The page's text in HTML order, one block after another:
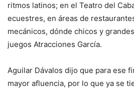
ritmos latinos; en el Teatro del
ecuestres, en áreas de
mecánicos, dónde chicos y
juegos Atracciones García.
Aguilar Dávalos dijo que para ese
mayor afluencia, por lo que ya se